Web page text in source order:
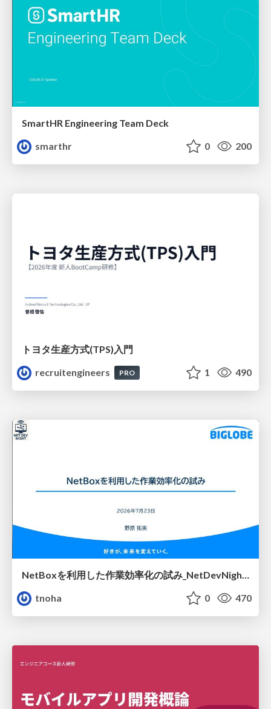
SmartHR Engineering Team Deck
smarthr
0 200
トヨタ⽣産⽅式(TPS)⼊⾨
recruitengineers
PRO 1 490
NetBoxを利用した作業効率化の試み_NetDevNight4
tnoha
0 470